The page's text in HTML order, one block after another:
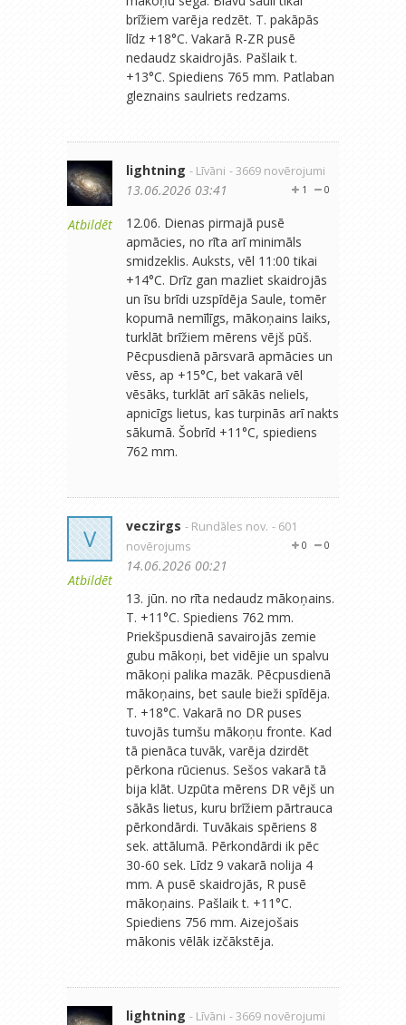
brīžiem varēja redzēt. T. pakāpās
līdz +18°C. Vakarā R-ZR pusē
nedaudz skaidrojās. Pašlaik t.
+13°C. Spiediens 765 mm. Patlaban
gleznains saulriets redzams.
Atbildēt
lightning - Līvāni - 3669 novērojumi
0
1
13.06.2026 03:41
12.06. Dienas pirmajā pusē
apmācies, no rīta arī minimāls
smidzeklis. Auksts, vēl 11:00 tikai
+14°C. Drīz gan mazliet skaidrojās
un īsu brīdi uzspīdēja Saule, tomēr
kopumā nemīlīgs, mākoņains laiks,
turklāt brīžiem mērens vējš pūš.
Pēcpusdienā pārsvarā apmācies un
vēss, ap +15°C, bet vakarā vēl
vēsāks, turklāt arī sākās neliels,
apnicīgs lietus, kas turpinās arī nakts
sākumā. Šobrīd +11°C, spiediens
762 mm.
V
Atbildēt
veczirgs - Rundāles nov. - 601
novērojums
0
0
14.06.2026 00:21
13. jūn. no rīta nedaudz mākoņains.
T. +11°C. Spiediens 762 mm.
Priekšpusdienā savairojās zemie
gubu mākoņi, bet vidējie un spalvu
mākoņi palika mazāk. Pēcpusdienā
mākoņains, bet saule bieži spīdēja.
T. +18°C. Vakarā no DR puses
tuvojās tumšu mākoņu fronte. Kad
tā pienāca tuvāk, varēja dzirdēt
pērkona rūcienus. Sešos vakarā tā
bija klāt. Uzpūta mērens DR vējš un
sākās lietus, kuru brīžiem pārtrauca
pērkondārdi. Tuvākais spēriens 8
sek. attālumā. Pērkondārdi ik pēc
30-60 sek. Līdz 9 vakarā nolija 4
mm. A pusē skaidrojās, R pusē
mākoņains. Pašlaik t. +11°C.
Spiediens 756 mm. Aizejošais
mākonis vēlāk izčākstēja.
lightning - Līvāni - 3669 novērojumi